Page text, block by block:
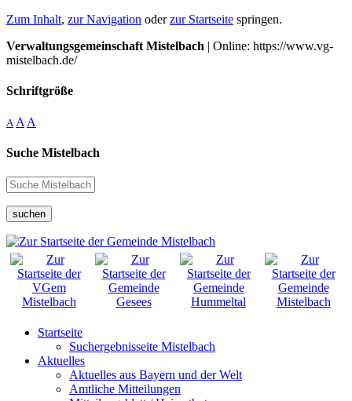
Zum Inhalt, zur Navigation oderzur Startseite springen.
Verwaltungsgemeinschaft Mistelbach | Online: https://www.vg-
mistelbach.de/
Schriftgröße
A A A
Suche Mistelbach
suchen
Startseite
Suchergebnisseite Mistelbach
Aktuelles
Aktuelles aus Bayern und der Welt
Amtliche Mitteilungen